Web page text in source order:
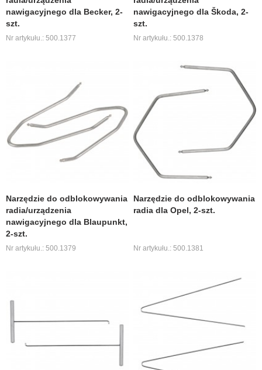
nawigacyjnego dla Becker, 2-
szt.
Nr artykułu.: 500.1377
nawigacyjnego dla Škoda, 2-
szt.
Nr artykułu.: 500.1378
Narzędzie do odblokowywania
radia/urządzenia
nawigacyjnego dla Blaupunkt,
2-szt.
Nr artykułu.: 500.1379
Narzędzie do odblokowywania
radia dla Opel, 2-szt.
Nr artykułu.: 500.1381